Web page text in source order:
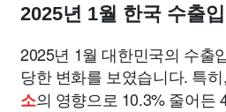
2025년 1월 한국 수출
2025년 1월 대한민국의 수출
당한 변화를 보였습니다. 특
소의 영향으로 10.3% 줄어든